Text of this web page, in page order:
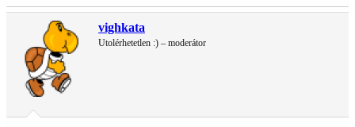
vighkata
Utolérhetetlen :) – moderátor